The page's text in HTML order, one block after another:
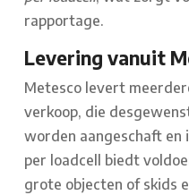
rapportage.
Levering vanuit
Metesco levert
verkoop, die
worden aangeschaft en
per loadcell biedt
grote objecten of skids